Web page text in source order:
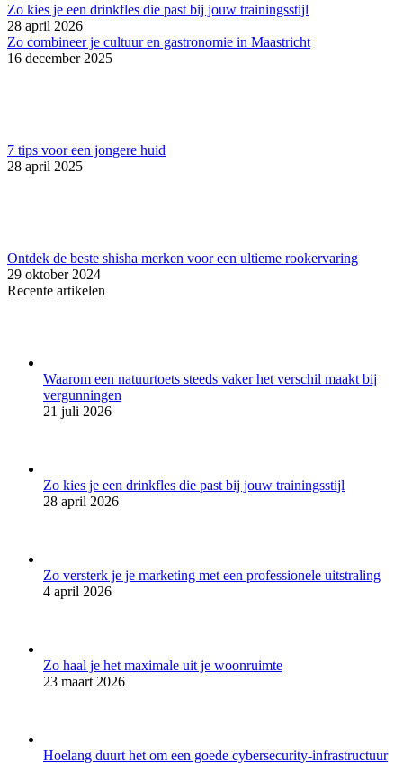
Zo kies je een drinkfles die past bij jouw trainingsstijl
28 april 2026
Zo combineer je cultuur en gastronomie in Maastricht
16 december 2025
7 tips voor een jongere huid
28 april 2025
Ontdek de beste shisha merken voor een ultieme rookervaring
29 oktober 2024
Recente artikelen
Waarom een natuurtoets steeds vaker het verschil maakt bij
vergunningen
21 juli 2026
Zo kies je een drinkfles die past bij jouw trainingsstijl
28 april 2026
Zo versterk je je marketing met een professionele uitstraling
4 april 2026
Zo haal je het maximale uit je woonruimte
23 maart 2026
Hoelang duurt het om een goede cybersecurity-infrastructuur